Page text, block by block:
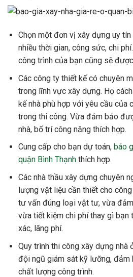
Chọn một đơn vị xây dựng uy
nhiều thời gian, công sức, chi
công trình của bạn cũng sẽ
Các công ty thiết kế có chuyên
trong lĩnh vực xây dựng. Họ
kế nhà phù hợp với yêu cầu của
trong thi công. Vừa đảm bảo
nhà, bố trí công năng thích hợp.
Cung cấp cho bạn dự toán, báo
quận Bình Thạnhthích hợp.
Các nhà thầu xây dựng chuyên
lượng vật liệu cần thiết cho
tư vấn đúng loại vật tư, vừa
vừa tiết kiệm chi phí thay gì bạn
xác, lãng phí.
Quy trình thi công xây dựng nhà
đội ngũ giám sát kỹ lưỡng, đảm
chất lượng công trình.